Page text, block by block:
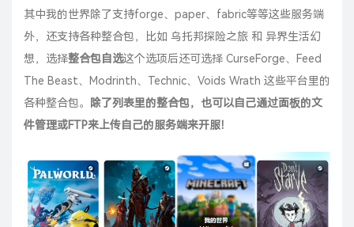
其中我的世界除了支持forge、paper、fabric等等这些服务端
外，还支持各种整合包，比如 乌托邦探险之旅 和 异界生活幻
想，选择整合包自选这个选项后还可选择 CurseForge、Feed
The Beast、Modrinth、Technic、Voids Wrath 这些平台里的
各种整合包。
除了列表里的整合包，也可以自己通过面板的文
件管理或FTP来上传自己的服务端来开服！